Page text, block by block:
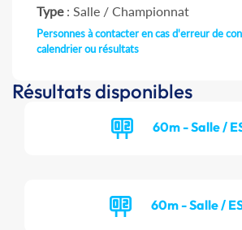
Type: Salle / Championnat
Personnes à contacter en cas d'erreur de
calendrier ou résultats
Résultats disponibles
60m - Salle /
60m - Salle /